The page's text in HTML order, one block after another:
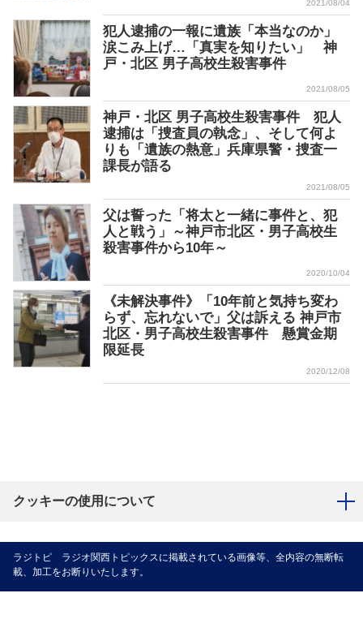
2021/08/04
犯人逮捕の一報に遺族「本当なのか」
涙こみ上げ…「真実を知りたい」 神
戸・北区 男子高校生殺害事件
2021/08/05
神戸・北区 男子高校生殺害事件 犯人
逮捕は「捜査員の執念」、そして何よ
りも「遺族の熱意」兵庫県警・捜査一
課長が語る
2021/08/05
父は誓った「将太と一緒に事件と、犯
人と戦う」～神戸市北区・男子高校生
殺害事件から10年～
2020/10/04
《未解決事件》「10年前と気持ち変わ
らず、忘れないで」父は訴える 神戸市
北区・男子高校生殺害事件 懸賞金期
限延長
2020/12/08
クッキーの使用について
ラジトピ ラジオ関西トピックスに掲載されている画像等、全内容の無断転
載、加工をお断りいたします。